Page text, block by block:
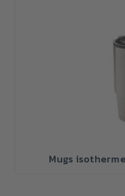
Mugs